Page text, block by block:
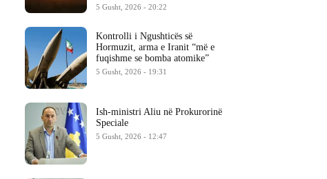
5 Gusht, 2026 - 20:22
Kontrolli i Ngushticës së
Hormuzit, arma e Iranit “më e
fuqishme se bomba atomike”
5 Gusht, 2026 - 19:31
Ish-ministri ​Aliu në Prokurorinë
Speciale
5 Gusht, 2026 - 12:47